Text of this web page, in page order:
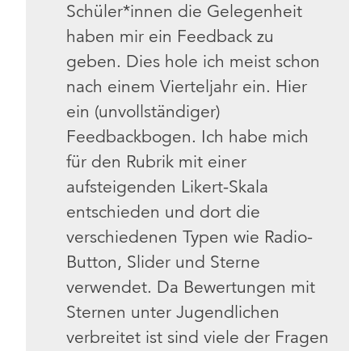
Schüler*innen die Gelegenheit
haben mir ein Feedback zu
geben. Dies hole ich meist schon
nach einem Vierteljahr ein. Hier
ein (unvollständiger)
Feedbackbogen. Ich habe mich
für den Rubrik mit einer
aufsteigenden Likert-Skala
entschieden und dort die
verschiedenen Typen wie Radio-
Button, Slider und Sterne
verwendet. Da Bewertungen mit
Sternen unter Jugendlichen
verbreitet ist sind viele der Fragen